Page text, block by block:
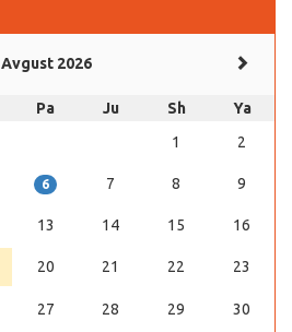
Avgust 2026
Pa Ju Sh
Ya
1
2
6 7 8 9
13 14 15 16
20 21 22 23
27 28 29 30